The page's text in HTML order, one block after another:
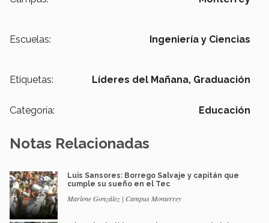
Escuelas: Ingeniería y Ciencias
Etiquetas: Líderes del Mañana, Graduación
Categoría: Educación
Notas Relacionadas
Luis Sansores: Borrego Salvaje y capitán que
cumple su sueño en el Tec
Marlene González | Campus Monterrey